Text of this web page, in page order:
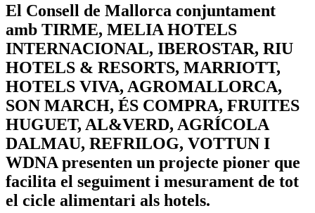
El Consell de Mallorca conjuntament
amb TIRME, MELIA HOTELS
INTERNACIONAL, IBEROSTAR, RIU
HOTELS & RESORTS, MARRIOTT,
HOTELS VIVA, AGROMALLORCA,
SON MARCH, ÉS COMPRA, FRUITES
HUGUET, AL&VERD, AGRÍCOLA
DALMAU, REFRILOG, VOTTUN I
WDNA presenten un projecte pioner que
facilita el seguiment i mesurament de tot
el cicle alimentari als hotels.